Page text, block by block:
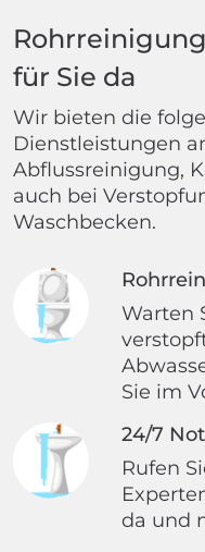
für Sie da
Wir bieten die
Dienstleistungen
Abflussreinigung,
auch bei
Waschbecken.
Warten
Sie im
24/7
Rufen
da und